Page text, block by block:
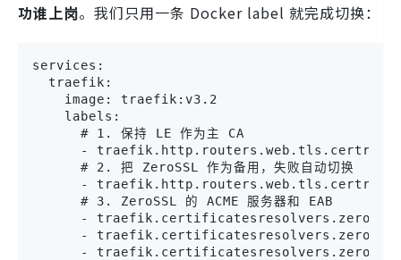
功谁上岗。我们只用一条 Docker label 就完成切换：
services:
  traefik:
    image: traefik:v3.2
    labels:
      # 1. 保持 LE 作为主 CA
-
      # 2. 把 ZeroSSL 作为备用，失败自动切换
-
      # 3. ZeroSSL 的 ACME 服务器和 EAB
-
-
-